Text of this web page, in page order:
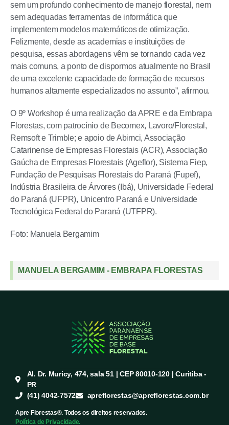
sem um profundo conhecimento de manejo florestal, nem
sem adequadas ferramentas de informática que
implementem modelos matemáticos de otimização.
Felizmente, desde as academias e instituições de
pesquisa, essas abordagens vêm se tornando cada vez
mais comuns, a ponto de dispormos atualmente no Brasil
de uma excelente capacidade de formação de recursos
humanos altamente especializados no assunto”, afirmou.
O 9º Workshop é uma realização da APRE e da Embrapa
Florestas, com patrocínio de Becomex, Lavoro/Florestal,
Remsoft e Trimble; e apoio de Abimci, Associação
Catarinense de Empresas Florestais (ACR), Associação
Gaúcha de Empresas Florestais (Ageflor), Sistema Fiep,
Fundação de Pesquisas Florestais do Paraná (Fupef),
Indústria Brasileira de Árvores (Ibá), Universidade Federal
do Paraná (UFPR), Unicentro Paraná e Universidade
Tecnológica Federal do Paraná (UTFPR).
Foto: Manuela Bergamim
MANUELA BERGAMIM - EMBRAPA FLORESTAS
Al. Dr. Muricy, 474, sala 51 | CEP 80010-120 | Curitiba -
PR
(41) 4042-7572
apreflorestas@apreflorestas.com.br
Apre Florestas®. Todos os direitos reservados.
Política de Privacidade.